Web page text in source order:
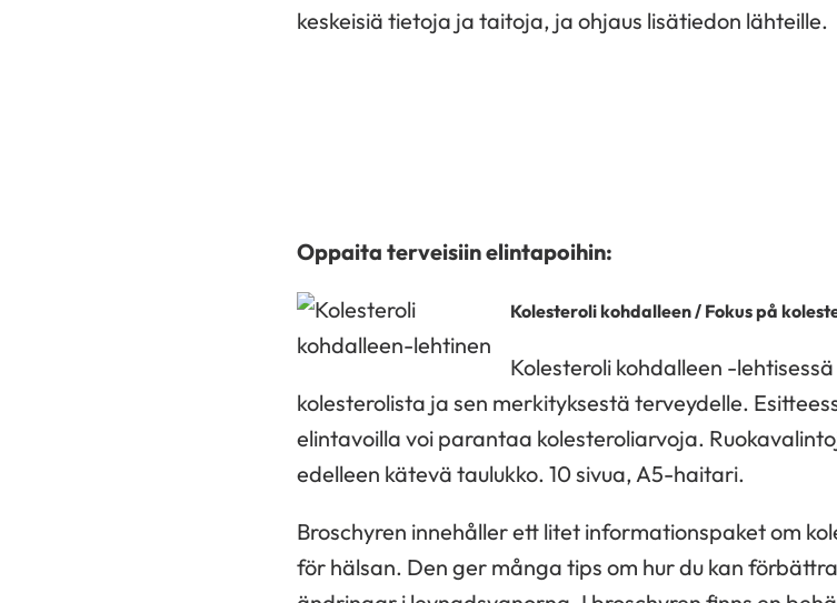
keskeisiä tietoja ja taitoja, ja ohjaus lisätiedon lähteille.
Oppaita terveisiin elintapoihin:
Kolesteroli kohdalleen / Fokus på
Kolesteroli kohdalleen -
kolesterolista ja sen merkityksestä terveydelle.
elintavoilla voi parantaa kolesteroliarvoja.
edelleen kätevä taulukko. 10 sivua, A5-haitari.
Broschyren innehåller ett litet informationspaket om
för hälsan. Den ger många tips om hur du kan